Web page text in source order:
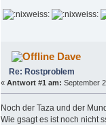
Dave
Re: Rostproblem
« Antwort #1 am: September
Noch der Taza und der
Wie gsagt es ist noch nicht